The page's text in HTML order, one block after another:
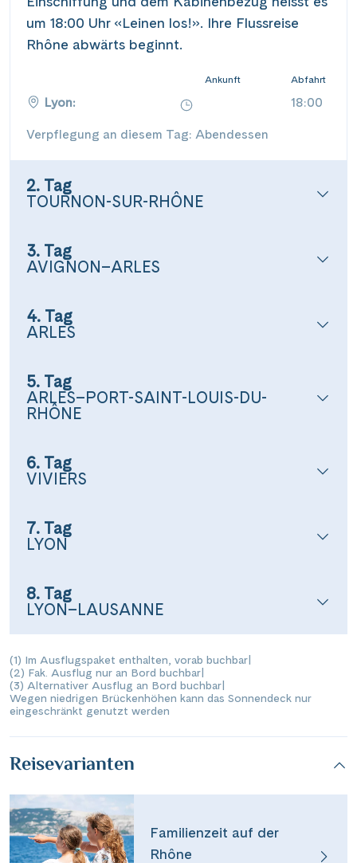
um 18:00 Uhr «Leinen los!». Ihre Flussreise
Rhône abwärts beginnt.
Ankunft Abfahrt
Lyon: 18:00
Verpflegung an diesem Tag: Abendessen
2. Tag
TOURNON-SUR-RHÔNE
3. Tag
AVIGNON–ARLES
4. Tag
ARLES
5. Tag
ARLES–PORT-SAINT-LOUIS-DU-
RHÔNE
6. Tag
VIVIERS
7. Tag
LYON
8. Tag
LYON–LAUSANNE
(1) Im Ausflugspaket enthalten, vorab buchbar
(2) Fak. Ausflug nur an Bord buchbar
(3) Alternativer Ausflug an Bord buchbar
Wegen niedrigen Brückenhöhen kann das Sonnendeck nur
eingeschränkt genutzt werden
Reisevarianten
Familienzeit auf der
Rhône